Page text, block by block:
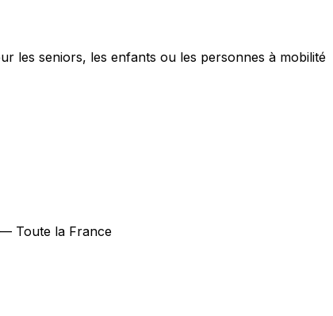
les seniors, les enfants ou les personnes à mobilité
Toute la France